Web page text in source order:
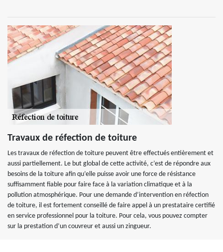
Travaux de réfection de toiture
Les travaux de réfection de toiture peuvent être effectués entièrement et
aussi partiellement. Le but global de cette activité, c’est de répondre aux
besoins de la toiture afin qu’elle puisse avoir une force de résistance
suffisamment fiable pour faire face à la variation climatique et à la
pollution atmosphérique. Pour une demande d’intervention en réfection
de toiture, il est fortement conseillé de faire appel à un prestataire certifié
en service professionnel pour la toiture. Pour cela, vous pouvez compter
sur la prestation d’un couvreur et aussi un zingueur.